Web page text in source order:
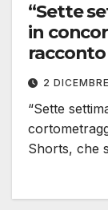
“Sette
in
scelta
2
“Sette
Shorts, che